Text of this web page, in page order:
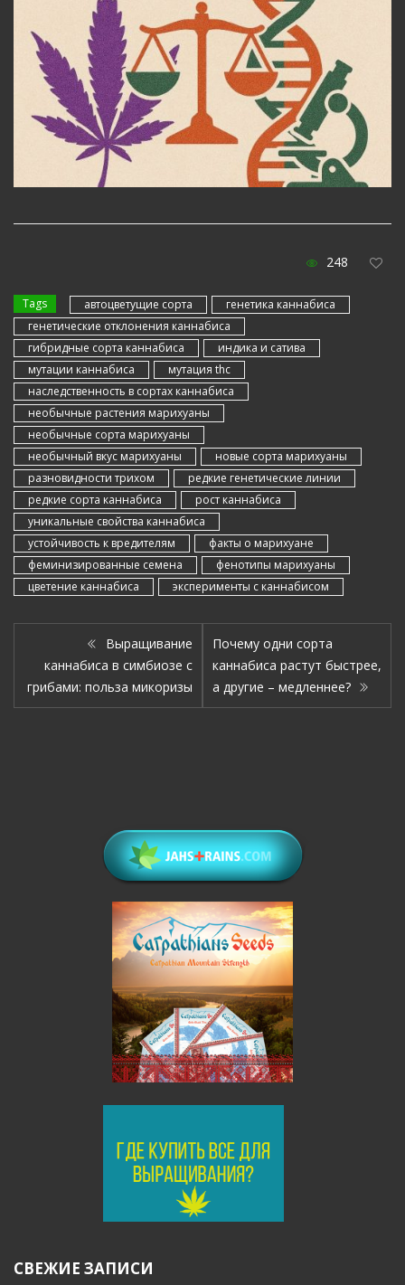
248
Tags автоцветущие сорта
генетика каннабиса
генетические отклонения каннабиса
гибридные сорта каннабиса
индика и сатива
мутации каннабиса
мутация thc
наследственность в сортах каннабиса
необычные растения марихуаны
необычные сорта марихуаны
необычный вкус марихуаны
новые сорта марихуаны
разновидности трихом
редкие генетические линии
редкие сорта каннабиса
рост каннабиса
уникальные свойства каннабиса
устойчивость к вредителям
факты о марихуане
феминизированные семена
фенотипы марихуаны
цветение каннабиса
эксперименты с каннабисом
Выращивание
каннабиса в симбиозе с
грибами: польза микоризы
Почему одни сорта
каннабиса растут быстрее,
а другие – медленнее?
СВЕЖИЕ ЗАПИСИ